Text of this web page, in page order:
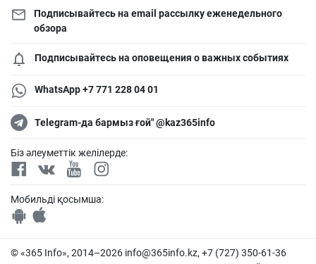
Подписывайтесь на email рассылку еженедельного
обзора
Подписывайтесь на оповещения о важных событиях
WhatsApp +7 771 228 04 01
Telegram-да бармыз ғой" @kaz365info
Біз әлеуметтік желілерде:
Мобильді қосымша:
© «365 Info», 2014–2026 info@365info.kz, +7 (727) 350-61-36